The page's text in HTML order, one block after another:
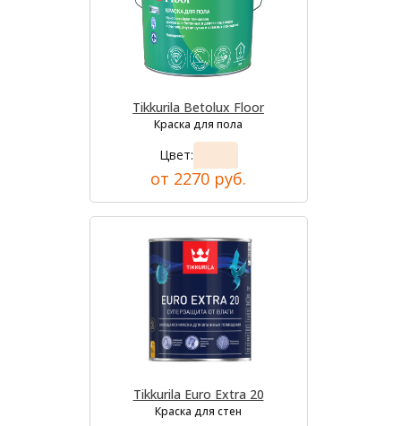
Tikkurila Betolux Floor
Краска для пола
Цвет:
от 2270 руб.
Tikkurila Euro Extra 20
Краска для стен